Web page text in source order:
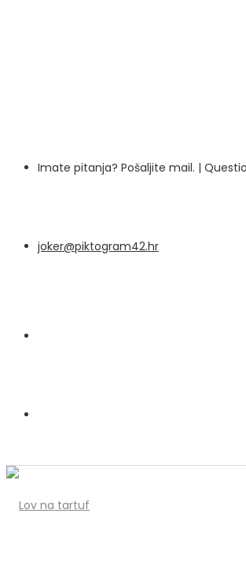
Imate pitanja? Pošaljite mail. |
joker@piktogram42.hr